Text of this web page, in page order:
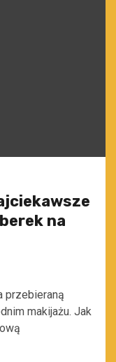
na
przebieraną
makijażu. Jak